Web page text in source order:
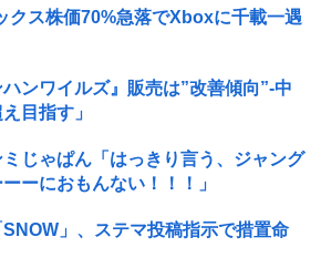
クス株価70%急落でXboxに千載一遇
ンワイルズ』販売は”改善傾向”-中
目指す」
じゃぱん「はっきり言う、ジャング
ーにおもんない！！！」
」、ステマ投稿指示で措置命